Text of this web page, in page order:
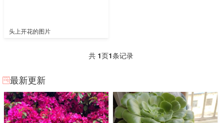
头上开花的图片
共 1页1条记录
最新更新